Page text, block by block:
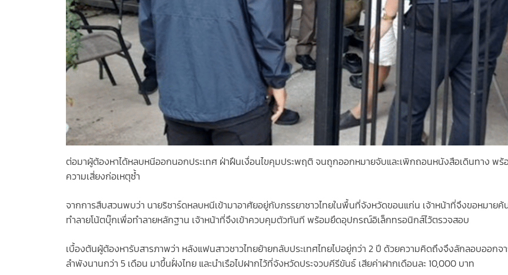
ต่อมาผู้ต้องหาได้หลบหนีออกนอกประเทศ ฝ่าฝืนเงื่อนไขคุมประพฤติ จนถูกออกหมายจับและเพิกถอนหนังสือเดินทาง พร้
ความเสี่ยงก่อเหตุซ้ำ
จากการสืบสวนพบว่า นายริชาร์ดหลบหนีเข้ามาอาศัยอยู่กับภรรยาชาวไทยในพื้นที่จังหวัดขอนแก่น เจ้าหน้าที่จึงขอหมายค้
ทำลายโน้ตบุ๊กเพื่อทำลายหลักฐาน เจ้าหน้าที่จึงเข้าควบคุมตัวทันที พร้อมยึดอุปกรณ์อิเล็กทรอนิกส์ไว้ตรวจสอบ
เบื้องต้นผู้ต้องหารับสารภาพว่า หลังแฟนสาวชาวไทยย้ายกลับประเทศไทยไปอยู่กว่า 2 ปี ด้วยความคิดถึงจึงลักลอบออก
ลำพังนานกว่า 5 เดือน มาขึ้นฝั่งไทย และนำเรือไปฝากไว้ที่จังหวัดประจวบคีรีขันธ์ เสียค่าฝากเดือนละ 10,000 บาท